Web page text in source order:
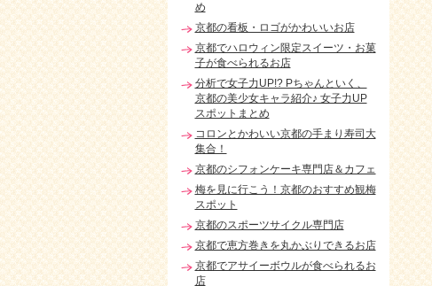
め
京都の看板・ロゴがかわいいお店
京都でハロウィン限定スイーツ・お菓
子が食べられるお店
分析で女子力UP!? Pちゃんといく、
京都の美少女キャラ紹介♪ 女子力UP
スポットまとめ
コロンとかわいい京都の手まり寿司大
集合！
京都のシフォンケーキ専門店＆カフェ
梅を見に行こう！京都のおすすめ観梅
スポット
京都のスポーツサイクル専門店
京都で恵方巻きを丸かぶりできるお店
京都でアサイーボウルが食べられるお
店